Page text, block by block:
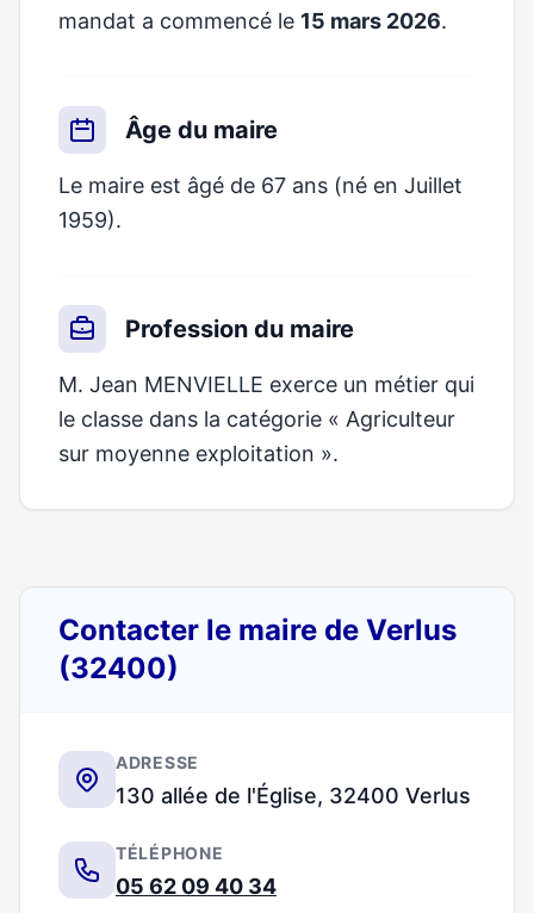
mandat a commencé le 15 mars 2026.
Âge du maire
Le maire est âgé de 67 ans (né en Juillet
1959).
Profession du maire
M. Jean MENVIELLE exerce un métier qui
le classe dans la catégorie « Agriculteur
sur moyenne exploitation ».
Contacter le maire de Verlus
(32400)
ADRESSE
130 allée de l'Église, 32400 Verlus
TÉLÉPHONE
05 62 09 40 34